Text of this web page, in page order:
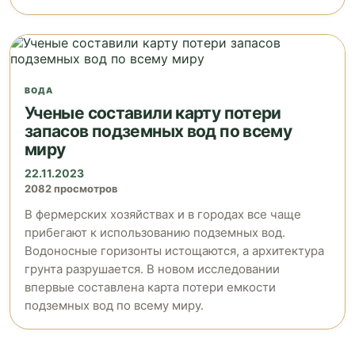
ВОДА
Ученые составили карту потери
запасов подземных вод по всему
миру
22.11.2023
2082 просмотров
В фермерских хозяйствах и в городах все чаще
прибегают к использованию подземных вод.
Водоносные горизонты истощаются, а архитектура
грунта разрушается. В новом исследовании
впервые составлена карта потери емкости
подземных вод по всему миру.